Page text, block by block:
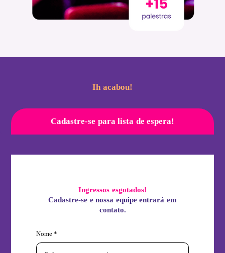
Ih acabou!
Cadastre-se para lista de espera!
Ingressos esgotados!
Cadastre-se e nossa equipe entrará em
contato.
Nome *